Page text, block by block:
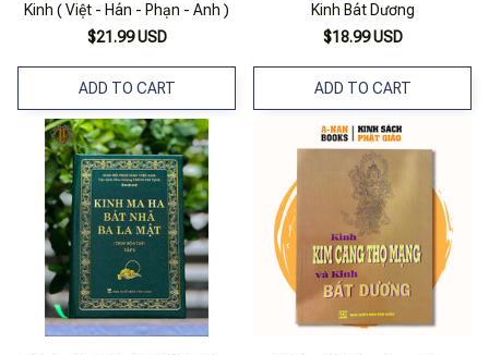
Kinh ( Việt - Hán - Phạn - Anh )
$21.99 USD
ADD TO CART
Kinh Bát Dương
$18.99 USD
ADD TO CART